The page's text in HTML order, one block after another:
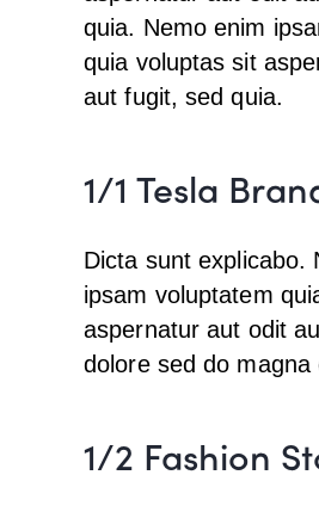
quia. Nemo enim
quia voluptas sit
aut fugit, sed quia.
1/1 Tesla
Dicta sunt explicabo.
ipsam voluptatem
aspernatur aut odit
dolore sed do magna
1/2 Fashion